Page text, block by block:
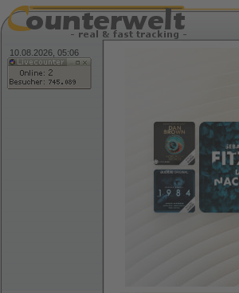
10.08.2026, 05:06